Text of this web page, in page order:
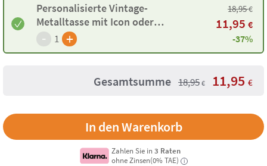
Personalisierte Vintage-
Metalltasse mit Icon oder
rundem Twinie®️
- 1 +
18,95€
11,95 €
-37%
Gesamtsumme 18,95 € 11,95 €
Zahlen Sie in3 Raten
ohne Zinsen(0% TAE)
i